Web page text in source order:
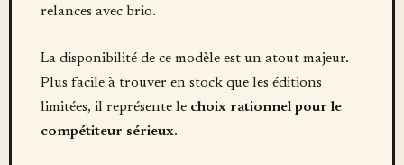
relances avec brio.
La disponibilité de ce modèle est un atout majeur.
Plus facile à trouver en stock que les éditions
limitées, il représente le choix rationnel pour le
compétiteur sérieux.